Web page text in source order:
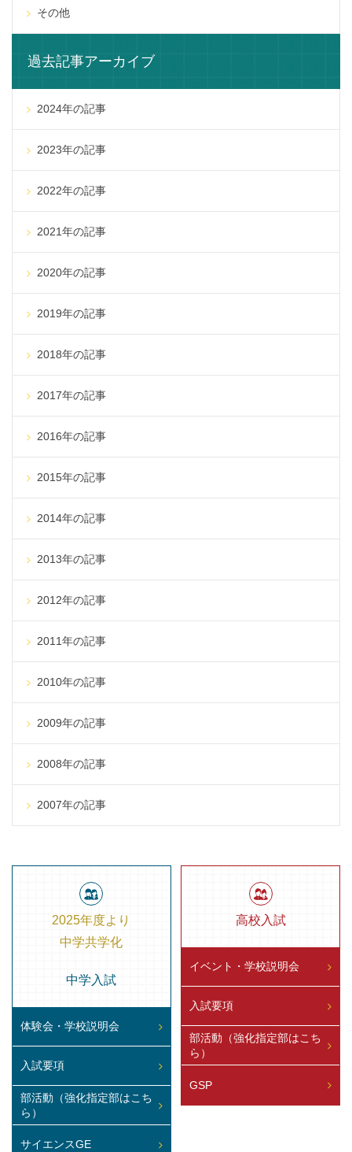
その他
過去記事アーカイブ
2024年の記事
2023年の記事
2022年の記事
2021年の記事
2020年の記事
2019年の記事
2018年の記事
2017年の記事
2016年の記事
2015年の記事
2014年の記事
2013年の記事
2012年の記事
2011年の記事
2010年の記事
2009年の記事
2008年の記事
2007年の記事
2025年度より
中学共学化
中学入試
体験会・学校説明会
入試要項
部活動（強化指定部はこち
ら）
サイエンスGE
高校入試
イベント・学校説明会
入試要項
部活動（強化指定部はこち
ら）
GSP